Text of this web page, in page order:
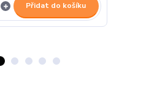
Přidat do košíku